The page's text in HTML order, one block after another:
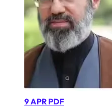
9 APR PDF